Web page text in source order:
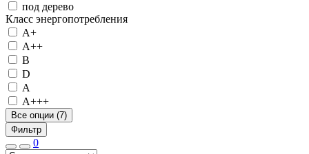
под дерево
Класс энергопотребления
А+
А++
B
D
А
А+++
Все опции (7)
Фильтр
0